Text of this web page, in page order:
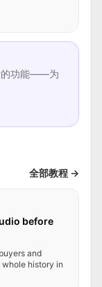
的功能——为
全部教程 →
before
and
whole history in